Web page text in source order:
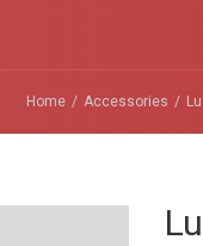
Home Accessories